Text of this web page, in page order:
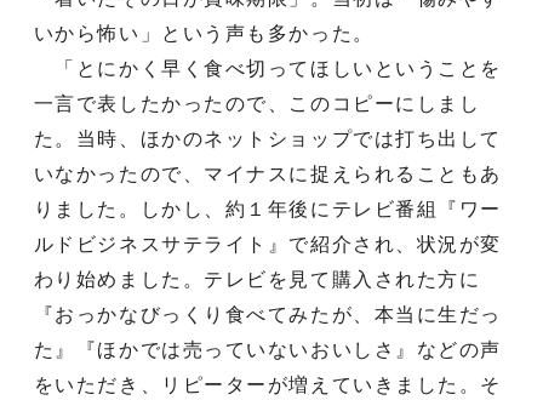
いから怖い」という声も多かった。
「とにかく早く食べ切ってほしいということを
一言で表したかったので、このコピーにしまし
た。当時、ほかのネットショップでは打ち出して
いなかったので、マイナスに捉えられることもあ
りました。しかし、約１年後にテレビ番組『ワー
ルドビジネスサテライト』で紹介され、状況が変
わり始めました。テレビを見て購入された方に
『おっかなびっくり食べてみたが、本当に生だっ
た』『ほかでは売っていないおいしさ』などの声
をいただき、リピーターが増えていきました。そ